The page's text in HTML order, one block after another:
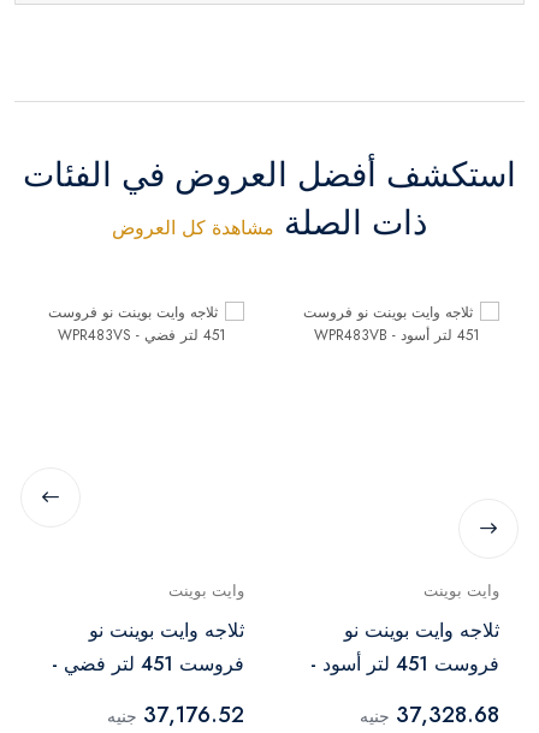
استكشف أفضل العروض في الفئات
ذات الصلة مشاهدة كل العروض
وايت بوينت
ثلاجه وايت بوينت نو
فروست 451 لتر أسود -
37,328.68 جنيه
وايت بوينت
ثلاجه وايت بوينت نو
فروست 451 لتر فضي -
37,176.52 جنيه